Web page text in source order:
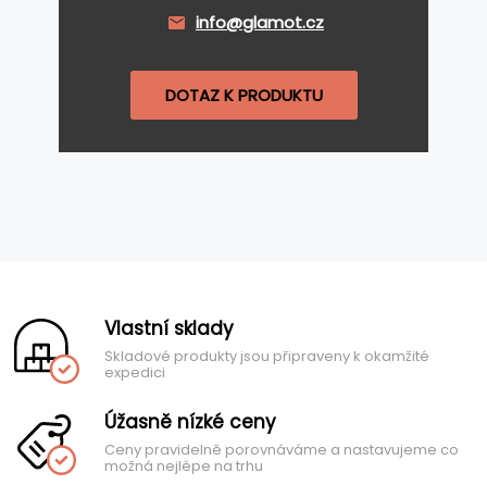
info@glamot.cz
DOTAZ K PRODUKTU
Vlastní sklady
Skladové produkty jsou připraveny k okamžité
expedici
Úžasně nízké ceny
Ceny pravidelně porovnáváme a nastavujeme co
možná nejlépe na trhu